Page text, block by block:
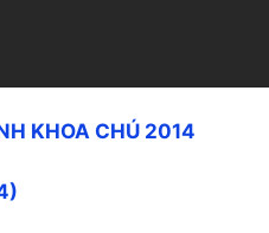
KHOA CHÚ 2014